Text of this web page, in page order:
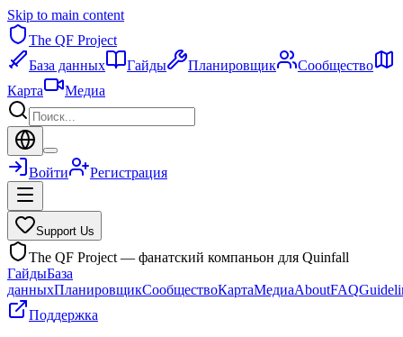
Skip to main content
The QF Project
База данных
Гайды Планировщик
Сообщество
Карта
Медиа
Войти Регистрация
Support Us
The QF Project — фанатский компаньон для Quinfall
ГайдыБаза
данныхПланировщикСообществоКартаМедиаAboutFAQ
Поддержка